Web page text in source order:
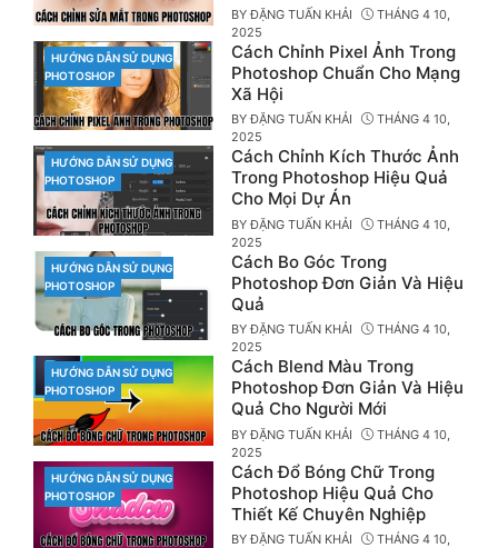
BYĐẶNG TUẤN KHẢI
THÁNG 4 10,
2025
CATEGORIES
HƯỚNG DẪN SỬ DỤNG
PHOTOSHOP
Cách Chỉnh Pixel Ảnh Trong
Photoshop Chuẩn Cho Mạng
Xã Hội
BYĐẶNG TUẤN KHẢI
THÁNG 4 10,
2025
CATEGORIES
HƯỚNG DẪN SỬ DỤNG
PHOTOSHOP
Cách Chỉnh Kích Thước Ảnh
Trong Photoshop Hiệu Quả
Cho Mọi Dự Án
BYĐẶNG TUẤN KHẢI
THÁNG 4 10,
2025
CATEGORIES
HƯỚNG DẪN SỬ DỤNG
PHOTOSHOP
Cách Bo Góc Trong
Photoshop Đơn Giản Và Hiệu
Quả
BYĐẶNG TUẤN KHẢI
THÁNG 4 10,
2025
CATEGORIES
HƯỚNG DẪN SỬ DỤNG
PHOTOSHOP
Cách Blend Màu Trong
Photoshop Đơn Giản Và Hiệu
Quả Cho Người Mới
BYĐẶNG TUẤN KHẢI
THÁNG 4 10,
2025
CATEGORIES
HƯỚNG DẪN SỬ DỤNG
PHOTOSHOP
Cách Đổ Bóng Chữ Trong
Photoshop Hiệu Quả Cho
Thiết Kế Chuyên Nghiệp
BYĐẶNG TUẤN KHẢI
THÁNG 4 10,